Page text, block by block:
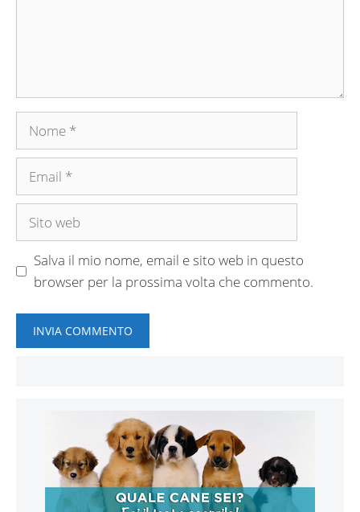
Nome
Email
Sito
Salva il mio nome, email e sito web in questo
browser per la prossima volta che commento.